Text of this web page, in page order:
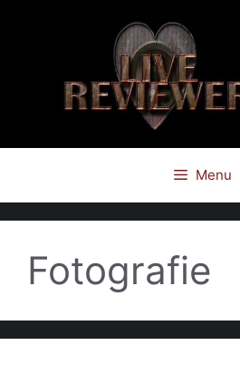
Menu
Fotografie